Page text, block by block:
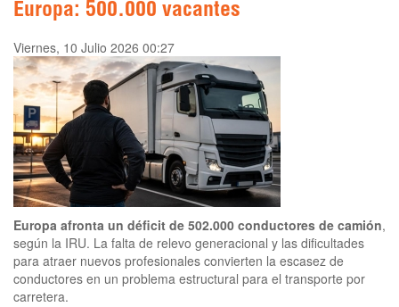
Europa: 500.000 vacantes
Viernes, 10 Julio 2026 00:27
Europa afronta un déficit de 502.000 conductores de camión,
según la IRU. La falta de relevo generacional y las dificultades
para atraer nuevos profesionales convierten la escasez de
conductores en un problema estructural para el transporte por
carretera.